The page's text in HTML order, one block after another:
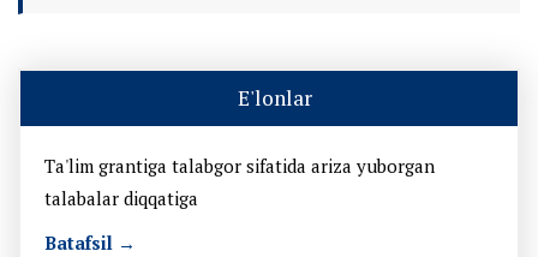
E'lonlar
Ta'lim grantiga talabgor sifatida ariza yuborgan
talabalar diqqatiga
Batafsil →